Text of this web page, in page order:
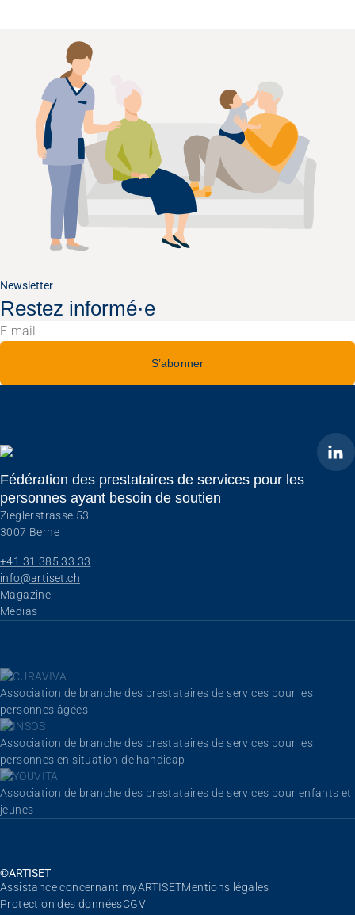
Newsletter
Restez informé·e
S’abonner
ARTISET
Fédération des prestataires de services pour les
personnes ayant besoin de soutien
Zieglerstrasse 53
3007 Berne
+41 31 385 33 33
info@artiset.ch
Aller au contenu
Magazine
Médias
Association de branche des prestataires de services pour les
personnes âgées
Association de branche des prestataires de services pour les
personnes en situation de handicap
Association de branche des prestataires de services pour enfants et
jeunes
©ARTISET
Aller au contenu
Assistance concernant myARTISETMentions légales
Protection des donnéesCGV